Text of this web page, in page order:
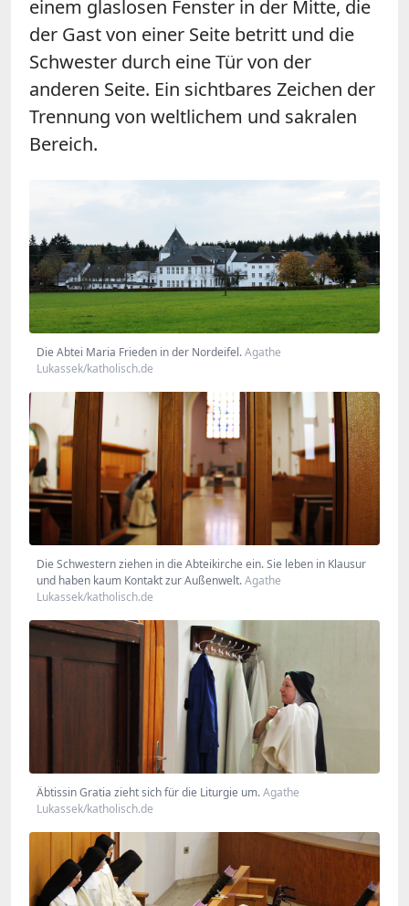
einem glaslosen Fenster in der Mitte, die
der Gast von einer Seite betritt und die
Schwester durch eine Tür von der
anderen Seite. Ein sichtbares Zeichen der
Trennung von weltlichem und sakralen
Bereich.
Die Abtei Maria Frieden in der Nordeifel.Agathe
Lukassek/katholisch.de
Die Schwestern ziehen in die Abteikirche ein. Sie leben in Klausur
und haben kaum Kontakt zur Außenwelt.Agathe
Lukassek/katholisch.de
Äbtissin Gratia zieht sich für die Liturgie um.Agathe
Lukassek/katholisch.de